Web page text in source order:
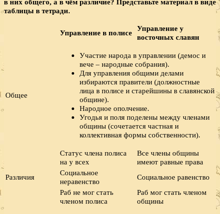
таблицы в тетради.
Управление в полисе
Управление у
восточных славян
Общее
Участие народа в управлении (демос и
вече – народные собрания).
Для управления общими делами
избираются правители (должностные
лица в полисе и старейшины в славянской
общине).
Народное ополчение.
Угодья и поля поделены между членами
общины (сочетается частная и
коллективная формы собственности).
Различия
Статус члена полиса
на у всех
Все члены общины
имеют равные права
Социальное
неравенство
Социальное равенство
Раб не мог стать
членом полиса
Раб мог стать членом
общины